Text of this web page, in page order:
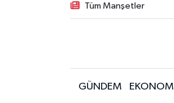
Tüm Manşetler
GÜNDEM EKONOMİ